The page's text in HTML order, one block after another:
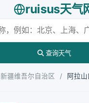
ruisus天气
查询天气
新疆维吾尔自治区 / 阿拉